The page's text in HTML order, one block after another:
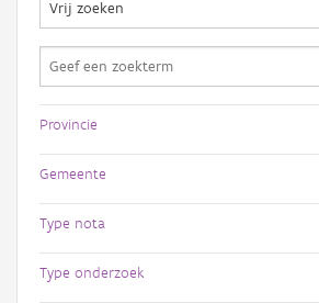
Provincie
Gemeente
Type nota
Type onderzoek